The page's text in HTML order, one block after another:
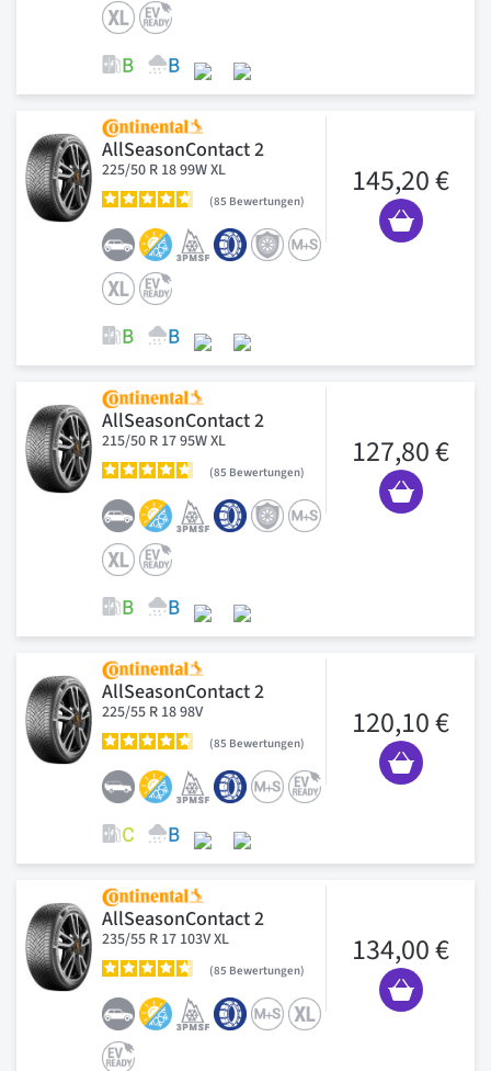
AllSeasonContact 2
225/50 R 18 99W XL
85 Bewertungen
145,20 €
AllSeasonContact 2
215/50 R 17 95W XL
85 Bewertungen
127,80 €
AllSeasonContact 2
225/55 R 18 98V
85 Bewertungen
120,10 €
AllSeasonContact 2
235/55 R 17 103V XL
85 Bewertungen
134,00 €